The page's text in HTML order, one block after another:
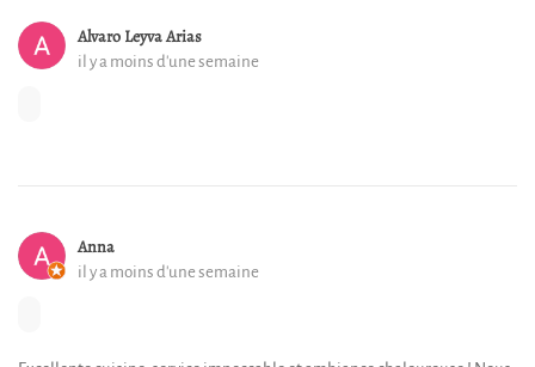
Alvaro Leyva Arias
il y a moins d'une semaine
Anna
il y a moins d'une semaine